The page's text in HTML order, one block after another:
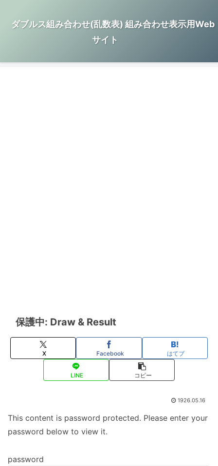
ダブルス組み合わせ(乱数表) 組み合わせ表示用Web
サイト
保護中: Draw & Result
X Facebook はてブ
LINE コピー
1926.05.16
This content is password protected. Please enter your
password below to view it.
password